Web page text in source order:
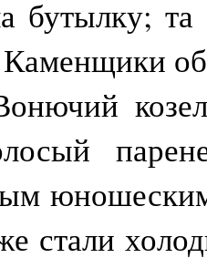
бутылку;
стали